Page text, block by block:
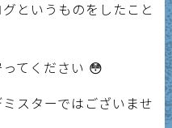
というものをしたこと
てください 😳
スターではございませ